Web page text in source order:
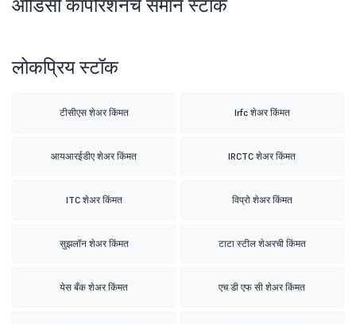
ओडिसी कॉर्पोरेशनचे समान स्टॉक
लोकप्रिय स्टॉक
टीसीएस शेअर किंमत Irfc शेअर किंमत
आयआरईडीए शेअर किंमत IRCTC शेअर किंमत
ITC शेअर किंमत विप्रो शेअर किंमत
सुझलॉन शेअर किंमत टाटा स्टील शेअरची किंमत
येस बँक शेअर किंमत एच डी एफ सी शेअर किंमत